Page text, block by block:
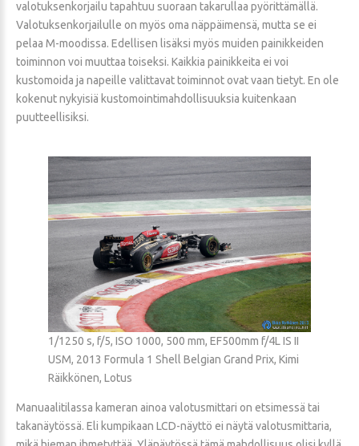
valotuksenkorjailu tapahtuu suoraan takarullaa pyörittämällä.
Valotuksenkorjailulle on myös oma näppäimensä, mutta se ei
pelaa M-moodissa. Edellisen lisäksi myös muiden painikkeiden
toiminnon voi muuttaa toiseksi. Kaikkia painikkeita ei voi
kustomoida ja napeille valittavat toiminnot ovat vaan tietyt. En ole
kokenut nykyisiä kustomointimahdollisuuksia kuitenkaan
puutteellisiksi.
1/1250 s, f/5, ISO 1000, 500 mm, EF500mm f/4L IS II
USM, 2013 Formula 1 Shell Belgian Grand Prix, Kimi
Räikkönen, Lotus
Manuaalitilassa kameran ainoa valotusmittari on etsimessä tai
takanäytössä. Eli kumpikaan LCD-näyttö ei näytä valotusmittaria,